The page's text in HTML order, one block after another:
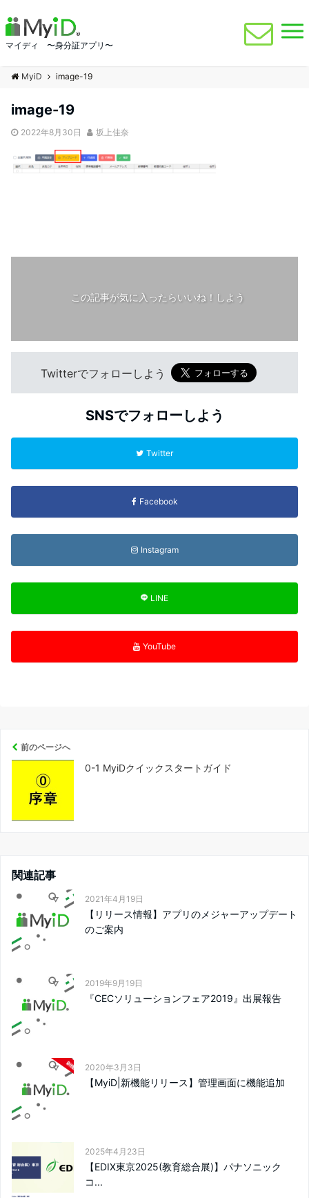
マイディ 〜身分証アプリ〜
MyiD image-19
image-19
2022年8月30日 坂上佳奈
この記事が気に入ったらいいね！しよう
Twitterでフォローしよう
SNSでフォローしよう
Twitter
Facebook
Instagram
LINE
YouTube
前のページへ
0-1 MyiDクイックスタートガイド
関連記事
2021年4月19日
【リリース情報】アプリのメジャーアップデート
のご案内
2019年9月19日
『CECソリューションフェア2019』出展報告
2020年3月3日
【MyiD|新機能リリース】管理画面に機能追加
2025年4月23日
【EDIX東京2025(教育総合展)】パナソニック
コ...